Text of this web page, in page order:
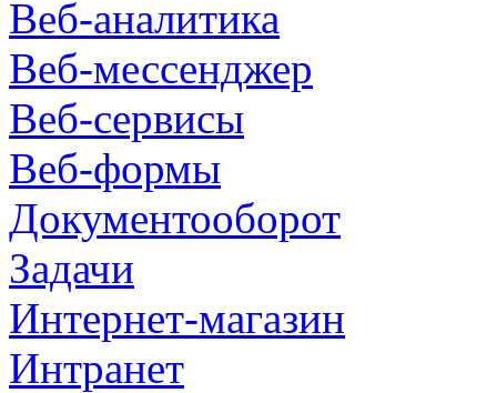
Веб-аналитика
Веб-мессенджер
Веб-сервисы
Веб-формы
Документооборот
Задачи
Интернет-магазин
Интранет